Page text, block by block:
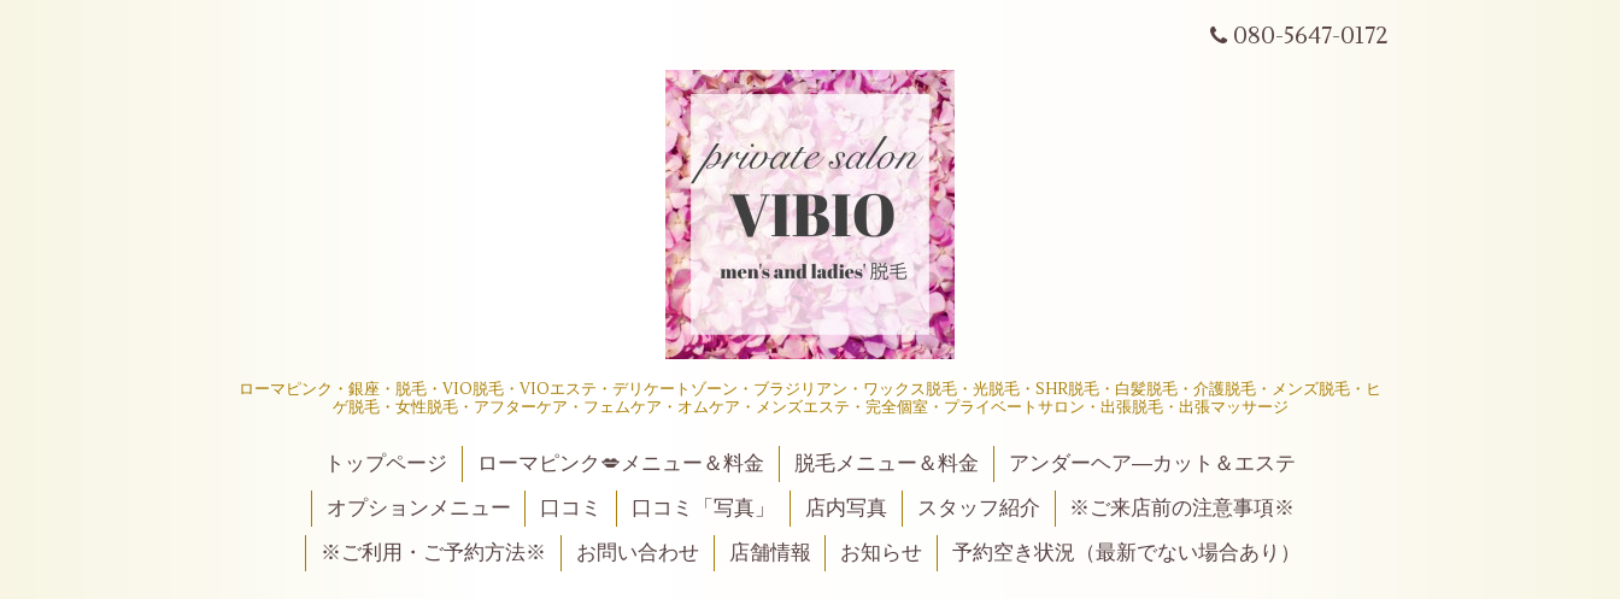
080-5647-0172
ローマピンク・銀座・脱毛・VIO脱毛・VIOエステ・デリケートゾーン・ブラジリアン・ワックス脱毛・光脱毛・SHR脱毛・白髪脱毛・介護脱毛・メンズ脱毛・ヒ
ゲ脱毛・女性脱毛・アフターケア・フェムケア・オムケア・メンズエステ・完全個室・プライベートサロン・出張脱毛・出張マッサージ
トップページ ローマピンク💋メニュー＆料金 脱毛メニュー＆料金
アンダーヘア―カット＆エステ
オプションメニュー
口コミ 口コミ「写真」 店内写真 スタッフ紹介
※ご来店前の注意事項※
※ご利用・ご予約方法※
お問い合わせ 店舗情報 お知らせ 予約空き状況（最新でない場合あり）